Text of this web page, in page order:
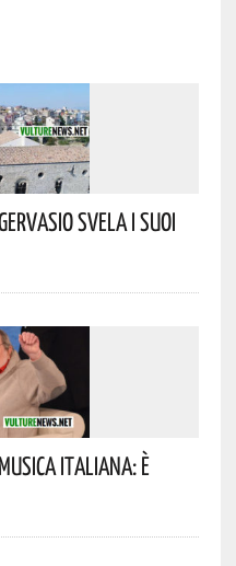
Svela I Suoi
Italiana: È